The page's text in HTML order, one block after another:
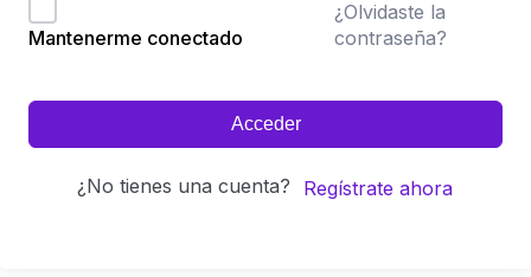
Mantenerme conectado
¿Olvidaste la
contraseña?
Acceder
¿No tienes una cuenta? Regístrate ahora